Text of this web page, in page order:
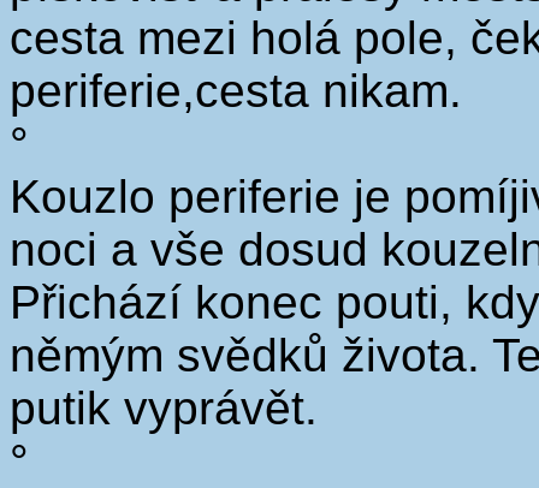
cesta mezi holá pole,
periferie,cesta nikam.
°
Kouzlo periferie je
noci a vše dosud
Přichází konec pouti,
němým svědků života.
putik vyprávět.
°